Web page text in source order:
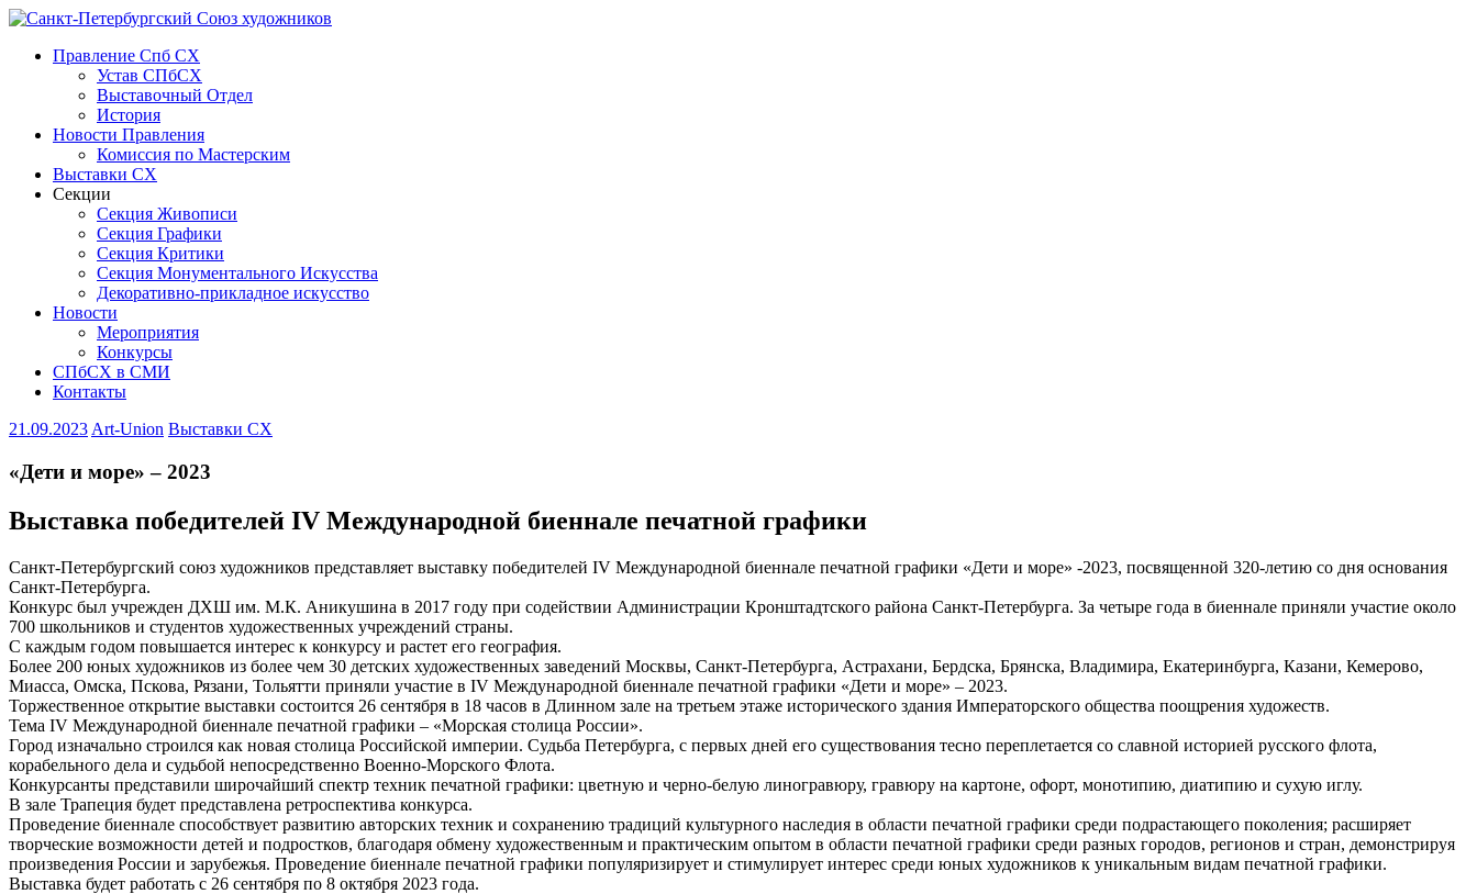
Правление Спб СХ
Устав СПбСХ
Выставочный Отдел
История
Новости Правления
Комиссия по Мастерским
Выставки СХ
Секции
Секция Живописи
Секция Графики
Секция Критики
Секция Монументального Искусства
Декоративно-прикладное искусство
Новости
Мероприятия
Конкурсы
СПбСХ в СМИ
Контакты
21.09.2023 Art-Union Выставки СХ
«Дети и море» – 2023
Выставка победителей IV Международной биеннале печатной графики
Санкт-Петербургский союз художников представляет выставку победителей IV Международной биеннале печатной графики «Дети и море» -2023, посвященной 320-летию со дня основания
Санкт-Петербурга.
Конкурс был учрежден ДХШ им. М.К. Аникушина в 2017 году при содействии Администрации Кронштадтского района Санкт-Петербурга. За четыре года в биеннале приняли участие около
700 школьников и студентов художественных учреждений страны.
С каждым годом повышается интерес к конкурсу и растет его география.
Более 200 юных художников из более чем 30 детских художественных заведений Москвы, Санкт-Петербурга, Астрахани, Бердска, Брянска, Владимира, Екатеринбурга, Казани, Кемерово,
Миасса, Омска, Пскова, Рязани, Тольятти приняли участие в IV Международной биеннале печатной графики «Дети и море» – 2023.
Торжественное открытие выставки состоится 26 сентября в 18 часов в Длинном зале на третьем этаже исторического здания Императорского общества поощрения художеств.
Тема IV Международной биеннале печатной графики – «Морская столица России».
Город изначально строился как новая столица Российской империи. Судьба Петербурга, с первых дней его существования тесно переплетается со славной историей русского флота,
корабельного дела и судьбой непосредственно Военно-Морского Флота.
Конкурсанты представили широчайший спектр техник печатной графики: цветную и черно-белую линогравюру, гравюру на картоне, офорт, монотипию, диатипию и сухую иглу.
В зале Трапеция будет представлена ретроспектива конкурса.
Проведение биеннале способствует развитию авторских техник и сохранению традиций культурного наследия в области печатной графики среди подрастающего поколения; расширяет
творческие возможности детей и подростков, благодаря обмену художественным и практическим опытом в области печатной графики среди разных городов, регионов и стран, демонстрируя
произведения России и зарубежья. Проведение биеннале печатной графики популяризирует и стимулирует интерес среди юных художников к уникальным видам печатной графики.
Выставка будет работать с 26 сентября по 8 октября 2023 года.